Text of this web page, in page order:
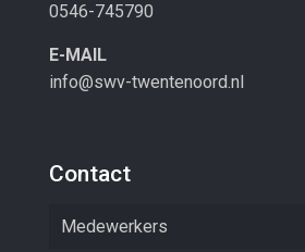
0546-745790
E-MAIL
info@swv-twentenoord.nl
Contact
Medewerkers